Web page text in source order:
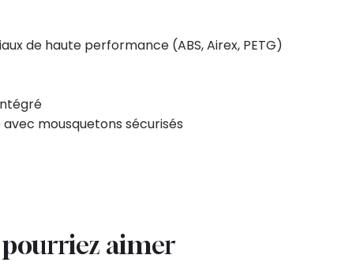
de haute performance (ABS, Airex, PETG)
mousquetons sécurisés
pourriez aimer